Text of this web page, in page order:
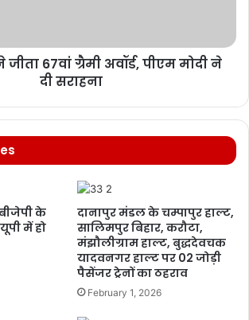
67वां ग्रैमी अवॉर्ड, पीएम मोदी ने
दी सराहना
के
में हो
दानापुर मंडल के चम्पापुर हाल्ट,
सालिमपुर बिहार, करौटा,
मंझौलीग्राम हाल्ट, बुद्धदेवचक
यादवनगर हाल्ट पर 02 जोड़ी
पैसेंजर ट्रेनों का ठहराव
February 1, 2026